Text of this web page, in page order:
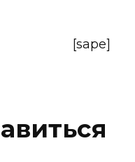
[sape]